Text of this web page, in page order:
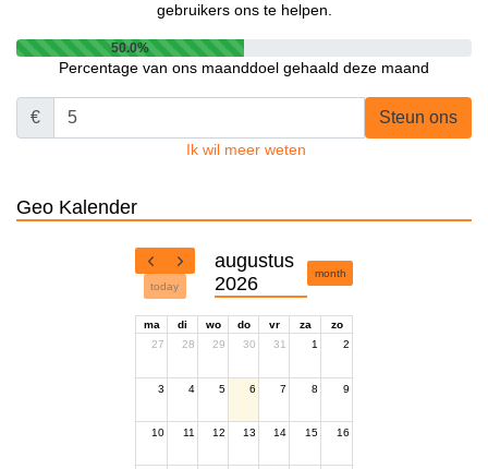
gebruikers ons te helpen.
50.0%
Percentage van ons maanddoel gehaald deze maand
€ Steun ons
Ik wil meer weten
Geo Kalender
today
augustus
2026
month
ma di wo do vr za
zo
27
28 29 30 31 1 2
3 4 5 6 7 8 9
10 11 12 13 14 15 16